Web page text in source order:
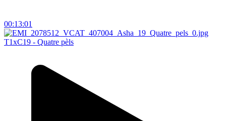
00:13:01
T1xC19 - Quatre pèls